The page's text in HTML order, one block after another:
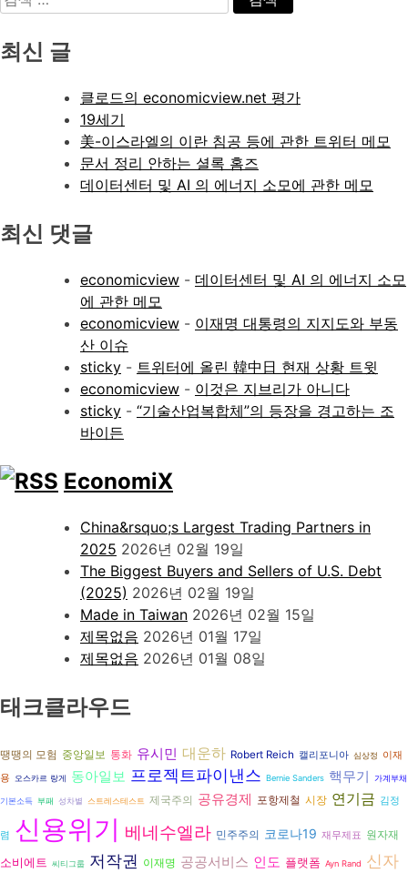
색:
최신 글
클로드의 economicview.net 평가
19세기
美-이스라엘의 이란 침공 등에 관한 트위터 메모
문서 정리 안하는 셜록 홈즈
데이터센터 및 AI 의 에너지 소모에 관한 메모
최신 댓글
economicview - 데이터센터 및 AI 의 에너지 소모
에 관한 메모
economicview - 이재명 대통령의 지지도와 부동
산 이슈
sticky - 트위터에 올린 韓中日 현재 상황 트윗
economicview - 이것은 지브리가 아니다
sticky - “기술산업복합체”의 등장을 경고하는 조
바이든
EconomiX
China&rsquo;s Largest Trading Partners in
2025 2026년 02월 19일
The Biggest Buyers and Sellers of U.S. Debt
(2025) 2026년 02월 19일
Made in Taiwan 2026년 02월 15일
제목없음 2026년 01월 17일
제목없음 2026년 01월 08일
태크클라우드
땡땡의 모험 중앙일보 통화 유시민 대운하 Robert Reich 캘리포니아 심상정
이재
용
오스카르 랑게 동아일보 프로젝트파이낸스 Bernie Sanders 핵무기 가계부채
기본소득 부패 성차별 스트레스테스트 제국주의 공유경제 포항제철 시장 연기금 김정
렴 신용위기 베네수엘라 민주주의 코로나19 재무제표 원자재
소비에트 씨티그룹 저작권 이재명 공공서비스 인도 플랫폼 Ayn Rand
신자